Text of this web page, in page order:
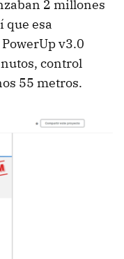
2 millones
que esa
v3.0
control
55 metros.